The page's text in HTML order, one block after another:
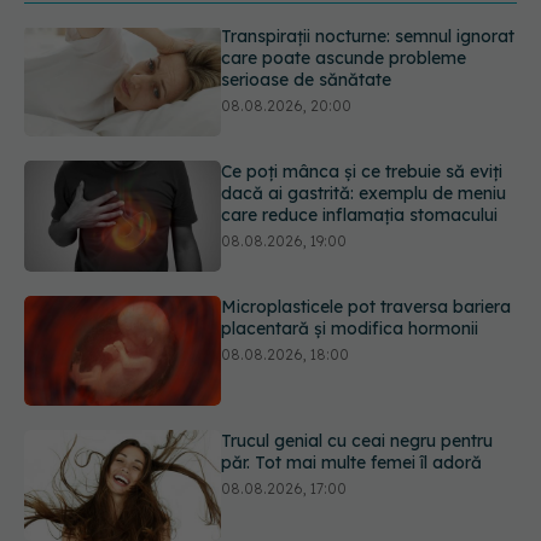
Ce poți mânca și ce trebuie să eviți
dacă ai gastrită: exemplu de meniu
care reduce inflamația stomacului
Microplasticele pot traversa bariera
placentară și modifica hormonii
08.08.2026, 18:00
Trucul genial cu ceai negru pentru
păr. Tot mai multe femei îl adoră
Medicamentul folosit de peste 60 de
ani care acționează într-un loc